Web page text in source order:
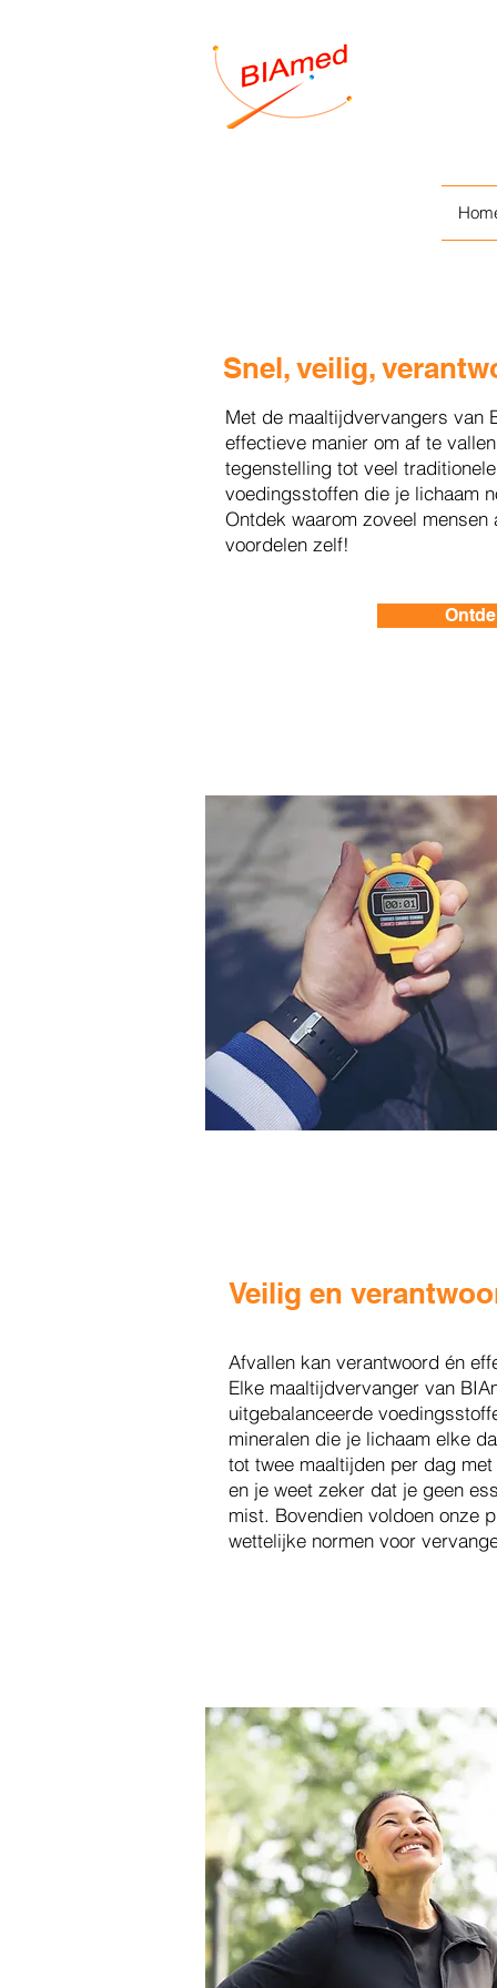
Snel, veilig,
Met de maaltijdvervangers van
effectieve manier om af te
tegenstelling tot veel
voedingsstoffen die je lichaam
Ontdek waarom zoveel
voordelen zelf!
Veilig en
Afvallen kan verantwoord én
Elke maaltijdvervanger van
uitgebalanceerde
mineralen die je lichaam elke
tot twee maaltijden per dag
en je weet zeker dat je geen
mist. Bovendien voldoen onze
wettelijke normen voor